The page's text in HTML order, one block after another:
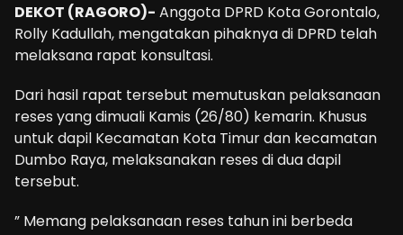
DEKOT (RAGORO)- Anggota DPRD Kota Gorontalo,
Rolly Kadullah, mengatakan pihaknya di DPRD telah
melaksana rapat konsultasi.
Dari hasil rapat tersebut memutuskan pelaksanaan
reses yang dimuali Kamis (26/80) kemarin. Khusus
untuk dapil Kecamatan Kota Timur dan kecamatan
Dumbo Raya, melaksanakan reses di dua dapil
tersebut.
” Memang pelaksanaan reses tahun ini berbeda